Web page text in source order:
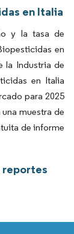
en Italia
y la tasa de
en
la Industria de
en Italia
para 2025
muestra de
de informe
reportes